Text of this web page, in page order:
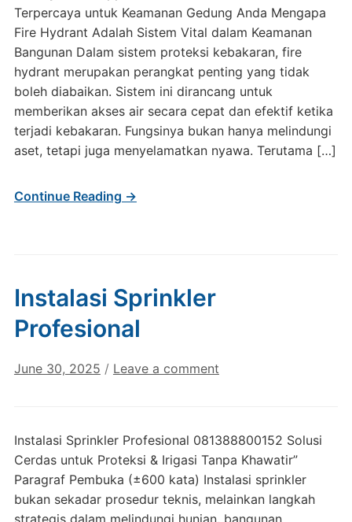
Terpercaya untuk Keamanan Gedung Anda Mengapa
Fire Hydrant Adalah Sistem Vital dalam Keamanan
Bangunan Dalam sistem proteksi kebakaran, fire
hydrant merupakan perangkat penting yang tidak
boleh diabaikan. Sistem ini dirancang untuk
memberikan akses air secara cepat dan efektif ketika
terjadi kebakaran. Fungsinya bukan hanya melindungi
aset, tetapi juga menyelamatkan nyawa. Terutama […]
Continue Reading →
Instalasi Sprinkler
Profesional
June 30, 2025 / Leave a comment
Instalasi Sprinkler Profesional 081388800152 Solusi
Cerdas untuk Proteksi & Irigasi Tanpa Khawatir”
Paragraf Pembuka (±600 kata) Instalasi sprinkler
bukan sekadar prosedur teknis, melainkan langkah
strategis dalam melindungi hunian, bangunan